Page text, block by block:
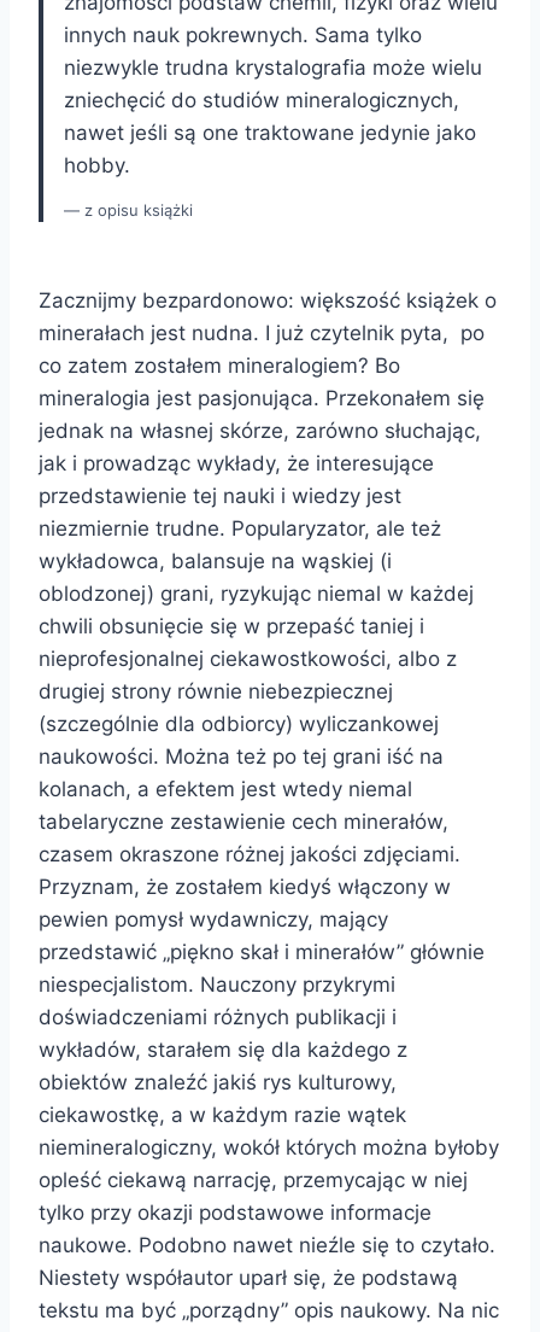
innych nauk pokrewnych. Sama tylko
niezwykle trudna krystalografia może wielu
zniechęcić do studiów mineralogicznych,
nawet jeśli są one traktowane jedynie jako
hobby.
z opisu książki
Zacznijmy bezpardonowo: większość książek o
minerałach jest nudna. I już czytelnik pyta, po
co zatem zostałem mineralogiem? Bo
mineralogia jest pasjonująca. Przekonałem się
jednak na własnej skórze, zarówno słuchając,
jak i prowadząc wykłady, że interesujące
przedstawienie tej nauki i wiedzy jest
niezmiernie trudne. Popularyzator, ale też
wykładowca, balansuje na wąskiej (i
oblodzonej) grani, ryzykując niemal w każdej
chwili obsunięcie się w przepaść taniej i
nieprofesjonalnej ciekawostkowości, albo z
drugiej strony równie niebezpiecznej
(szczególnie dla odbiorcy) wyliczankowej
naukowości. Można też po tej grani iść na
kolanach, a efektem jest wtedy niemal
tabelaryczne zestawienie cech minerałów,
czasem okraszone różnej jakości zdjęciami.
Przyznam, że zostałem kiedyś włączony w
pewien pomysł wydawniczy, mający
przedstawić „piękno skał i minerałów” głównie
niespecjalistom. Nauczony przykrymi
doświadczeniami różnych publikacji i
wykładów, starałem się dla każdego z
obiektów znaleźć jakiś rys kulturowy,
ciekawostkę, a w każdym razie wątek
niemineralogiczny, wokół których można byłoby
opleść ciekawą narrację, przemycając w niej
tylko przy okazji podstawowe informacje
naukowe. Podobno nawet nieźle się to czytało.
Niestety współautor uparł się, że podstawą
tekstu ma być „porządny” opis naukowy. Na nic